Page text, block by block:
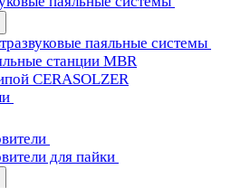
паяльные системы
станции MBR
CERASOLZER
для пайки